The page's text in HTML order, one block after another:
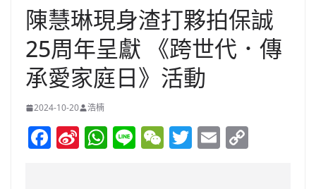
陳慧琳現身渣打夥拍保誠
25周年呈獻 《跨世代．傳
承愛家庭日》活動
2024-10-20 浩楠
F Si W Li W T E